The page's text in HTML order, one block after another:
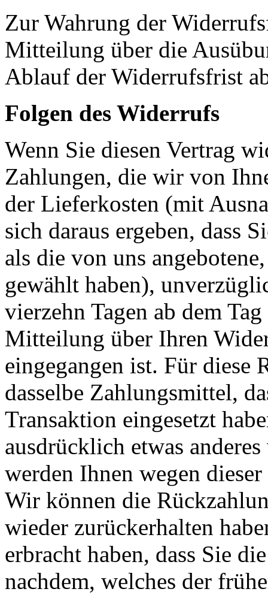
Zur Wahrung der
Mitteilung über die
Ablauf der Widerrufsfrist
Folgen des Widerrufs
Wenn Sie diesen Vertrag
Zahlungen, die wir von
der Lieferkosten (mit
sich daraus ergeben, dass
als die von uns
gewählt haben),
vierzehn Tagen ab dem
Mitteilung über Ihren
eingegangen ist. Für diese
dasselbe Zahlungsmittel,
Transaktion eingesetzt
ausdrücklich etwas
werden Ihnen wegen
Wir können die
wieder zurückerhalten
erbracht haben, dass Sie
nachdem, welches der